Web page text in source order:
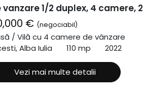
vanzare 1/2 duplex, 4 camere,
€ (negociabil)
/ Vilă cu 4 camere de vânzare
Alba Iulia
110 mp 2022
Vezi mai multe detalii